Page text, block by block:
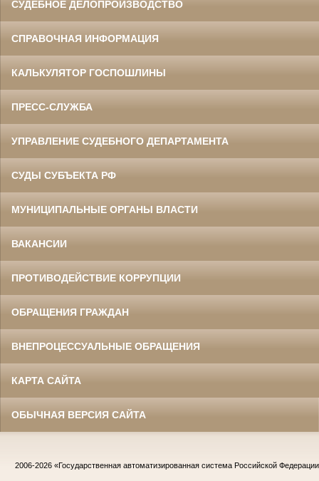
СУДЕБНОЕ ДЕЛОПРОИЗВОДСТВО
СПРАВОЧНАЯ ИНФОРМАЦИЯ
КАЛЬКУЛЯТОР ГОСПОШЛИНЫ
ПРЕСС-СЛУЖБА
УПРАВЛЕНИЕ СУДЕБНОГО ДЕПАРТАМЕНТА
СУДЫ СУБЪЕКТА РФ
МУНИЦИПАЛЬНЫЕ ОРГАНЫ ВЛАСТИ
ВАКАНСИИ
ПРОТИВОДЕЙСТВИЕ КОРРУПЦИИ
ОБРАЩЕНИЯ ГРАЖДАН
ВНЕПРОЦЕССУАЛЬНЫЕ ОБРАЩЕНИЯ
КАРТА САЙТА
ОБЫЧНАЯ ВЕРСИЯ САЙТА
2006-2026 «Государственная автоматизированная система Российской